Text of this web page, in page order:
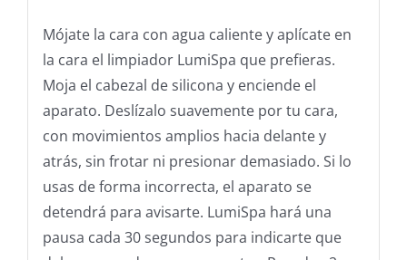
Mójate la cara con agua caliente y aplícate en
la cara el limpiador LumiSpa que prefieras.
Moja el cabezal de silicona y enciende el
aparato. Deslízalo suavemente por tu cara,
con movimientos amplios hacia delante y
atrás, sin frotar ni presionar demasiado. Si lo
usas de forma incorrecta, el aparato se
detendrá para avisarte. LumiSpa hará una
pausa cada 30 segundos para indicarte que